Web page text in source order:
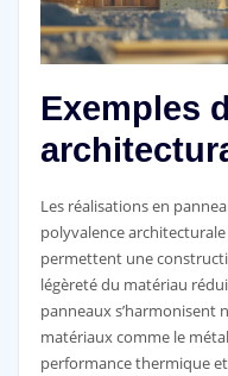
Exemples
Les réalisations en
polyvalence
permettent une
légèreté du matériau
panneaux s’harmonisent
matériaux comme le
performance thermique